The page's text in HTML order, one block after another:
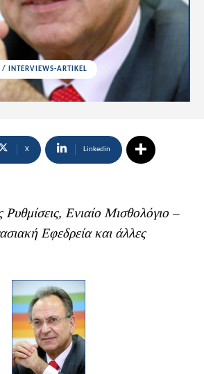
ARTIKEL
X Linkedin
Ρυθμίσεις, Ενιαίο Μισθολόγιο –
Εφεδρεία και άλλες